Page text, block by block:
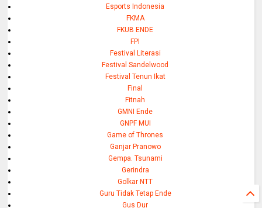
Esports Indonesia
FKMA
FKUB ENDE
FPI
Festival Literasi
Festival Sandelwood
Festival Tenun Ikat
Final
Fitnah
GMNI Ende
GNPF MUI
Game of Thrones
Ganjar Pranowo
Gempa. Tsunami
Gerindra
Golkar NTT
Guru Tidak Tetap Ende
Gus Dur